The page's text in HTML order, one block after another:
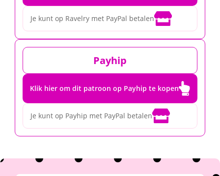
Je kunt op Ravelry met PayPal betalen
Payhip
Klik hier om dit patroon op Payhip te kopen
Je kunt op Payhip met PayPal betalen